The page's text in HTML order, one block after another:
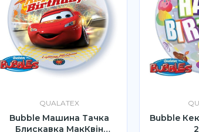
QUALATEX
Bubble Машина Тачка
Блискавка МакКвін
Bubble